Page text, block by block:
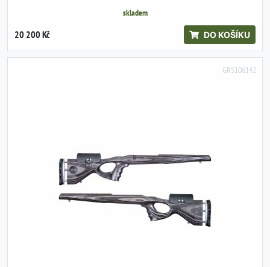
skladem
20 200 Kč DO KOŠÍKU
GRS106142